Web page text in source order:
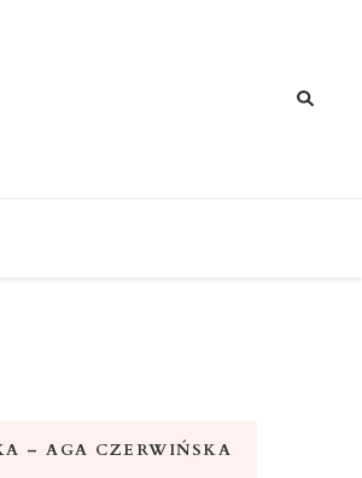
– AGA CZERWIŃSKA